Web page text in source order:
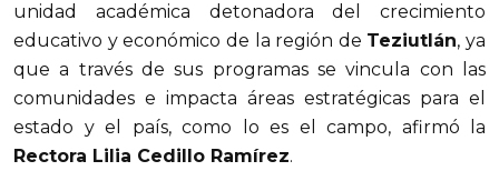
unidad académica detonadora del crecimiento
educativo y económico de la región de Teziutlán, ya
que a través de sus programas se vincula con las
comunidades e impacta áreas estratégicas para el
estado y el país, como lo es el campo, afirmó la
Rectora Lilia Cedillo Ramírez.